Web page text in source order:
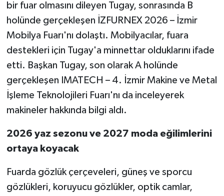
bir fuar olmasını dileyen Tugay, sonrasında B
holünde gerçekleşen İZFURNEX 2026 – İzmir
Mobilya Fuarı'nı dolaştı. Mobilyacılar, fuara
destekleri için Tugay'a minnettar olduklarını ifade
etti. Başkan Tugay, son olarak A holünde
gerçekleşen IMATECH – 4. İzmir Makine ve Metal
İşleme Teknolojileri Fuarı'nı da inceleyerek
makineler hakkında bilgi aldı.
2026 yaz sezonu ve 2027 moda eğilimlerini
ortaya koyacak
Fuarda gözlük çerçeveleri, güneş ve sporcu
gözlükleri, koruyucu gözlükler, optik camlar,